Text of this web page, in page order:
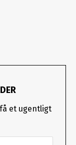
et ugentligt